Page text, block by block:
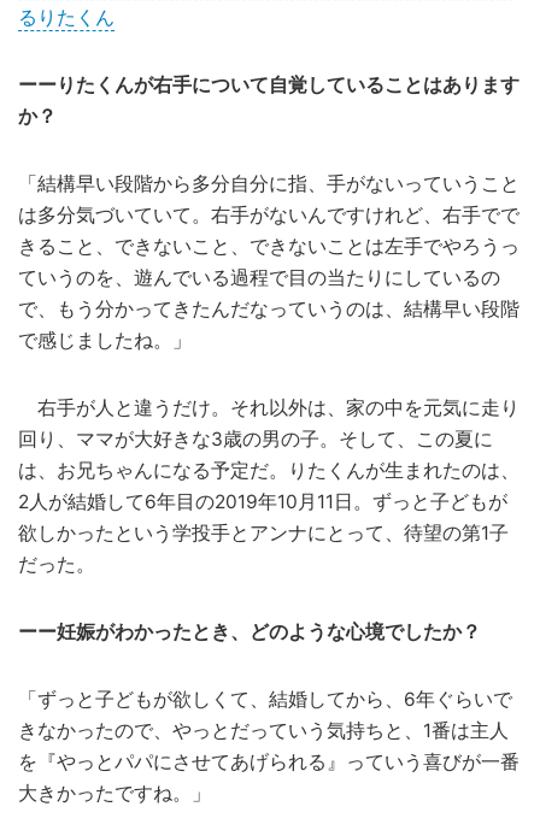
るりたくん
ーーりたくんが右手について自覚していることはあります
か？
「結構早い段階から多分自分に指、手がないっていうこと
は多分気づいていて。右手がないんですけれど、右手でで
きること、できないこと、できないことは左手でやろうっ
ていうのを、遊んでいる過程で目の当たりにしているの
で、もう分かってきたんだなっていうのは、結構早い段階
で感じましたね。」
右手が人と違うだけ。それ以外は、家の中を元気に走り
回り、ママが大好きな3歳の男の子。そして、この夏に
は、お兄ちゃんになる予定だ。りたくんが生まれたのは、
2人が結婚して6年目の2019年10月11日。ずっと子どもが
欲しかったという学投手とアンナにとって、待望の第1子
だった。
ーー妊娠がわかったとき、どのような心境でしたか？
「ずっと子どもが欲しくて、結婚してから、6年ぐらいで
きなかったので、やっとだっていう気持ちと、1番は主人
を『やっとパパにさせてあげられる』っていう喜びが一番
大きかったですね。」